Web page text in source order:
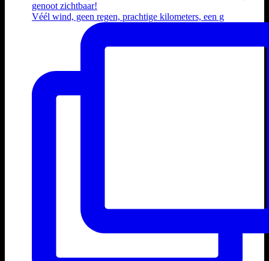
Véél wind, geen regen, prachtige kilometers, een g